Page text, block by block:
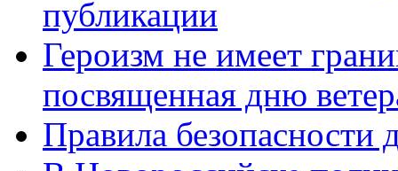
публикации
Героизм не имеет
посвященная дню
Правила безопасности